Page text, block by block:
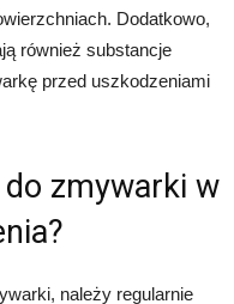
Dodatkowo,
również substancje
przed uszkodzeniami
zmywarki w
należy regularnie